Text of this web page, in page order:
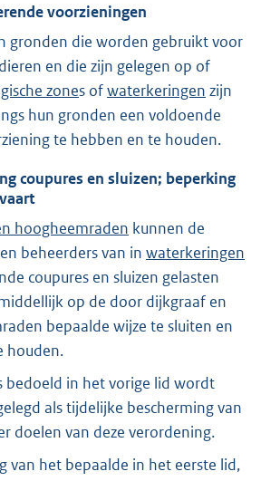
voorzieningen
gronden die worden gebruikt voor
en die zijn gelegen op of
zones ofwaterkeringen zijn
hun gronden een voldoende
te hebben en te houden.
coupures en sluizen; beperking
hoogheemraden kunnen de
en beheerders van in waterkeringen
coupures en sluizen gelasten
op de door dijkgraaf en
bepaalde wijze te sluiten en
houden.
bedoeld in het vorige lid wordt
als tijdelijke bescherming van
doelen van deze verordening.
van het bepaalde in het eerste lid,